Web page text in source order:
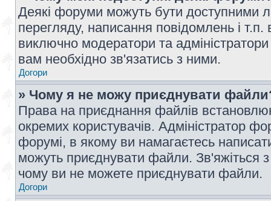
Деякі форуми можуть бути доступними
перегляду, написання повідомлень і
виключно модератори та
вам необхідно зв'язатись з ними.
Догори
» Чому я не можу приєднувати
Права на приєднання файлів
окремих користувачів. Адміністратор
форумі, в якому ви намагаєтесь
можуть приєднувати файли. Зв'яжіться
чому ви не можете приєднувати файли.
Догори